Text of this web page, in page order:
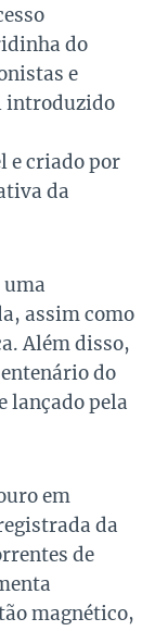
do
e
introduzido
e criado por
da
uma
assim como
Além disso,
do
lançado pela
em
da
de
magnético,